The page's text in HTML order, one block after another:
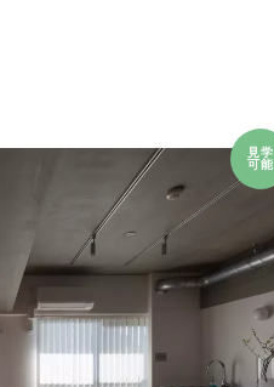
見学
可能